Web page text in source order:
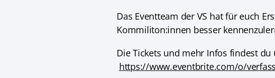
Das Eventteam der VS hat für euch
Kommiliton:innen besser
Die Tickets und mehr Infos findest du
https://www.eventbrite.com/o/